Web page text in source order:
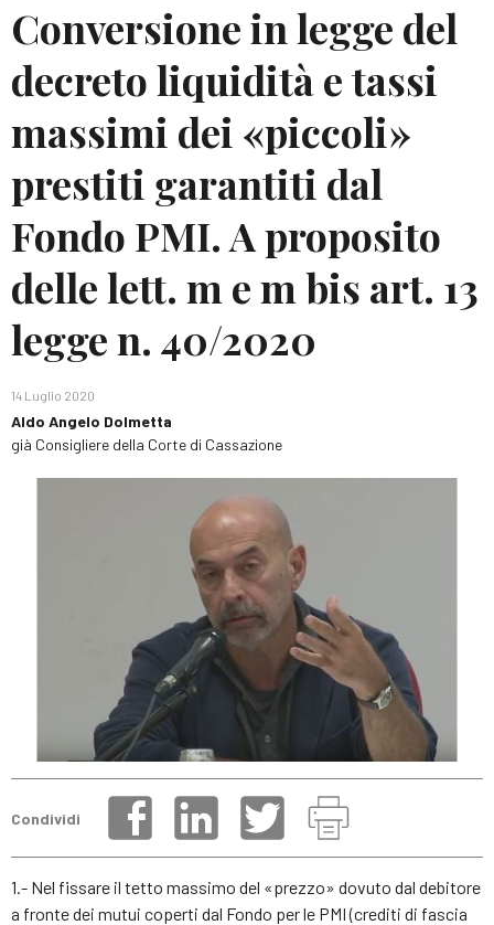
Conversione in legge del
decreto liquidità e tassi
massimi dei «piccoli»
prestiti garantiti dal
Fondo PMI. A proposito
delle lett. m e m bis art. 13
legge n. 40/2020
14 Luglio 2020
Aldo Angelo Dolmetta
già Consigliere della Corte di Cassazione
Condividi
1.- Nel fissare il tetto massimo del «prezzo» dovuto dal debitore
a fronte dei mutui coperti dal Fondo per le PMI (crediti di fascia